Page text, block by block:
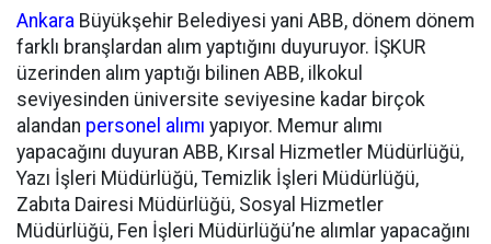
Ankara Büyükşehir Belediyesi yani ABB, dönem dönem
farklı branşlardan alım yaptığını duyuruyor. İŞKUR
üzerinden alım yaptığı bilinen ABB, ilkokul
seviyesinden üniversite seviyesine kadar birçok
alandan personel alımı yapıyor. Memur alımı
yapacağını duyuran ABB, Kırsal Hizmetler Müdürlüğü,
Yazı İşleri Müdürlüğü, Temizlik İşleri Müdürlüğü,
Zabıta Dairesi Müdürlüğü, Sosyal Hizmetler
Müdürlüğü, Fen İşleri Müdürlüğü’ne alımlar yapacağını